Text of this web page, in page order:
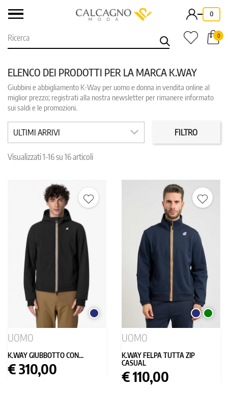
- 0
0
ELENCO DEI PRODOTTI PER LA MARCA K.WAY
CATEGORIE PREZZO
COLORE TAGLIA
REPARTO
Giubbini e abbigliamento K-Way per uomo e donna in vendita online al
miglior prezzo; registrati alla nostra newsletter per rimanere informato
sui saldi e le promozioni.
ULTIMI ARRIVI FILTRO
Visualizzati 1-16 su 16 articoli
BLU
UOMO
K.WAY GIUBBOTTO CON...
Prezzo
€ 310,00
BLU
SCURO
VERDE
UOMO
K.WAY FELPA TUTTA ZIP
CASUAL
Prezzo
€ 110,00